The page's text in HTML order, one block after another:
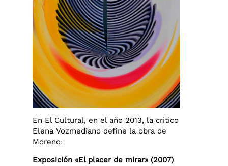
En El Cultural, en el año 2013, la critico
Elena Vozmediano define la obra de
Morenoː
Exposición «El placer de mirar» (2007)